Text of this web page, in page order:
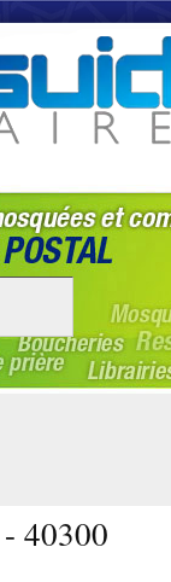
40300